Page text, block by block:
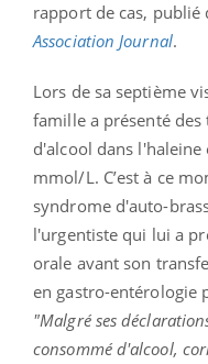
rapport de cas, publié
Association Journal.
Lors de sa septième
famille a présenté
d'alcool dans
mmol/L. C’est à ce
syndrome d'auto-
l'urgentiste qui lui a
orale avant son
en gastro-entérologie
"Malgré ses
consommé d'alcool,